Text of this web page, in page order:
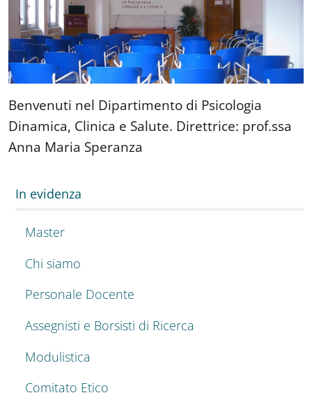
Benvenuti nel Dipartimento di Psicologia
Dinamica, Clinica e Salute. Direttrice: prof.ssa
Anna Maria Speranza
In evidenza
Master
Chi siamo
Personale Docente
Assegnisti e Borsisti di Ricerca
Modulistica
Comitato Etico